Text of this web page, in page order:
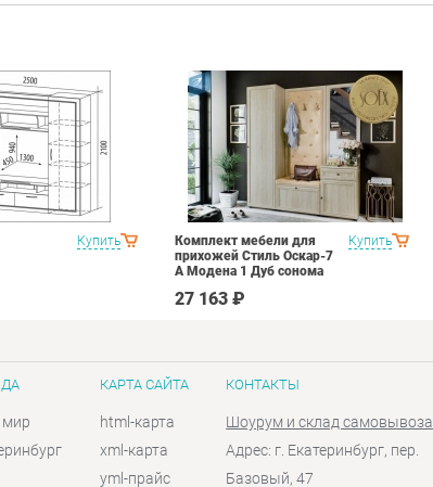
Купить Купить
Комплект мебели для
прихожей Стиль Оскар-7
А Модена 1 Дуб сонома
27 163 ₽
мир
КАРТА САЙТА
html-карта
xml-карта
yml-прайс
КОНТАКТЫ
Шоурум и склад самовывоза
Адрес: г. Екатеринбург, пер.
Базовый, 47